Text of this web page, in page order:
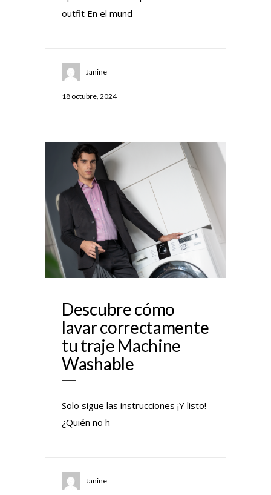
outfit En el mund
Janine
18 octubre, 2024
Descubre cómo
lavar correctamente
tu traje Machine
Washable
Solo sigue las instrucciones ¡Y listo!
¿Quién no h
Janine